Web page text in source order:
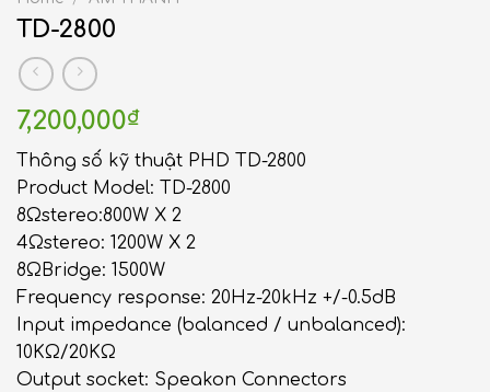
TD-2800
7,200,000₫
Thông số kỹ thuật PHD TD-2800
Product Model: TD-2800
8Ωstereo:800W X 2
4Ωstereo: 1200W X 2
8ΩBridge: 1500W
Frequency response: 20Hz-20kHz +/-0.5dB
Input impedance (balanced / unbalanced):
10KΩ/20KΩ
Output socket: Speakon Connectors